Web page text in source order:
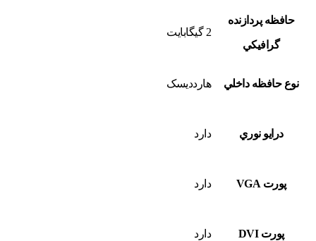
حافظه پردازنده
گرافيکي
2 گيگابايت
نوع حافظه داخلي هاردديسک
درايو نوري دارد
پورت VGA دارد
پورت DVI دارد